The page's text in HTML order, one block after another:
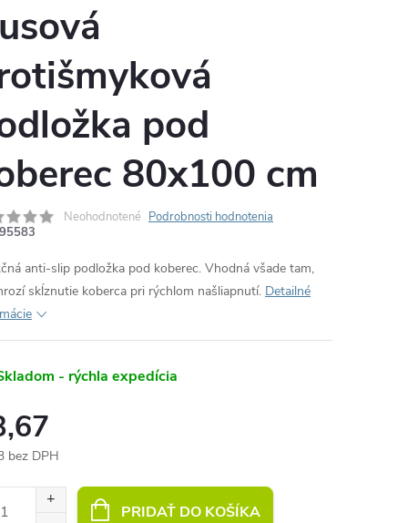
pod
80x100 cm
Neohodnotené Podrobnosti hodnotenia
95583
anti-slip podložka pod koberec. Vhodná všade tam,
skĺznutie koberca pri rýchlom našliapnutí. Detailné
- rýchla expedícia
bez DPH
PRIDAŤ DO KOŠÍKA